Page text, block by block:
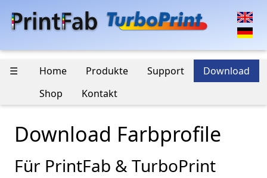
☰ Home Produkte Support
Download
Shop
Kontakt
Download Farbprofile
Für PrintFab & TurboPrint